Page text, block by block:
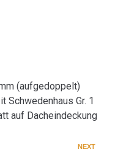
(aufgedoppelt)
Schwedenhaus Gr. 1
auf Dacheindeckung
NEXT